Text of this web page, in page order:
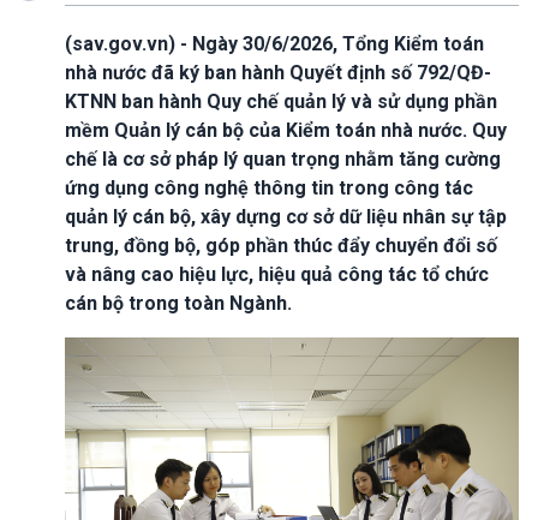
(sav.gov.vn) - Ngày 30/6/2026, Tổng Kiểm toán
nhà nước đã ký ban hành Quyết định số 792/QĐ-
KTNN ban hành Quy chế quản lý và sử dụng phần
mềm Quản lý cán bộ của Kiểm toán nhà nước. Quy
chế là cơ sở pháp lý quan trọng nhằm tăng cường
ứng dụng công nghệ thông tin trong công tác
quản lý cán bộ, xây dựng cơ sở dữ liệu nhân sự tập
trung, đồng bộ, góp phần thúc đẩy chuyển đổi số
và nâng cao hiệu lực, hiệu quả công tác tổ chức
cán bộ trong toàn Ngành.